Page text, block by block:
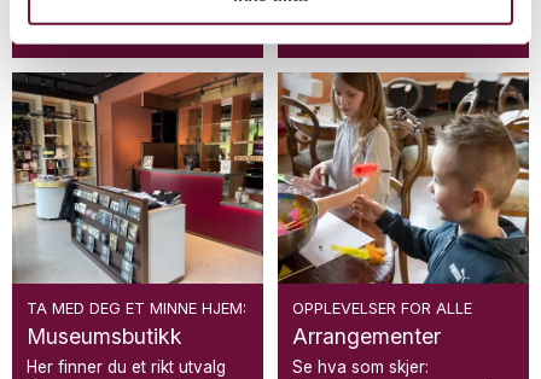
TA MED DEG ET MINNE HJEM:
Museumsbutikk
Her finner du et rikt utvalg
OPPLEVELSER FOR ALLE
Arrangementer
Se hva som skjer: